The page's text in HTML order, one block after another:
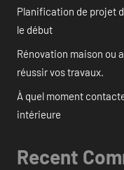
Planification de projet
le début
Rénovation maison ou
réussir vos travaux.
À quel moment
intérieure
Recent